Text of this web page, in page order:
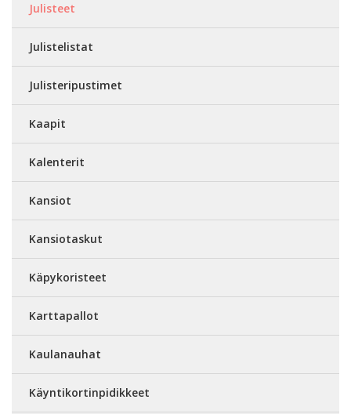
Julisteet
Julistelistat
Julisteripustimet
Kaapit
Kalenterit
Kansiot
Kansiotaskut
Käpykoristeet
Karttapallot
Kaulanauhat
Käyntikortinpidikkeet